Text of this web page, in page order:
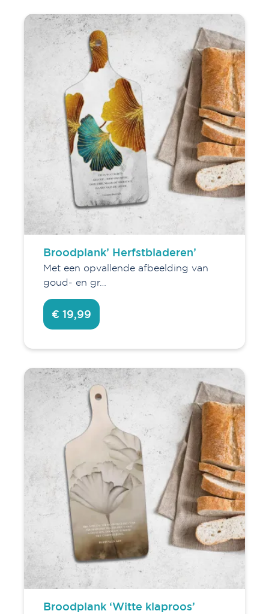
Broodplank’ Herfstbladeren’
Met een opvallende afbeelding van
goud- en gr…
€ 19,99
Broodplank ‘Witte klaproos’